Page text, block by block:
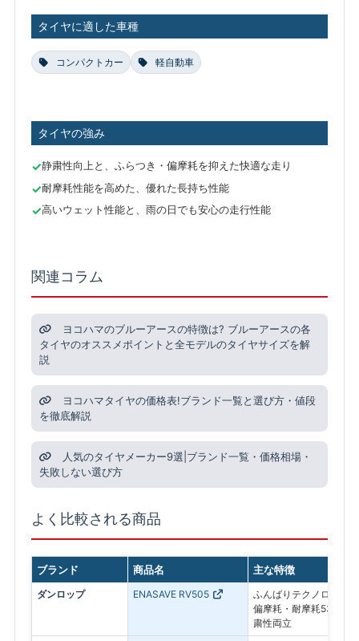
タイヤに適した車種
コンパクトカー 軽自動車
タイヤの強み
静粛性向上と、ふらつき・偏摩耗を抑えた快適な走り
耐摩耗性能を高めた、優れた長持ち性能
高いウェット性能と、雨の日でも安心の走行性能
関連コラム
ヨコハマのブルーアースの特徴は? ブルーアースの各
タイヤのオススメポイントと全モデルのタイヤサイズを解
説
ヨコハマタイヤの価格表!ブランド一覧と選び方・値段
を徹底解説
人気のタイヤメーカー9選|ブランド一覧・価格相場・
失敗しない選び方
よく比較される商品
ブランド 商品名 主な特徴
ダンロップ ENASAVE RV505
ふんばりテクノロジー
偏摩耗・耐摩耗53%向
粛性両立